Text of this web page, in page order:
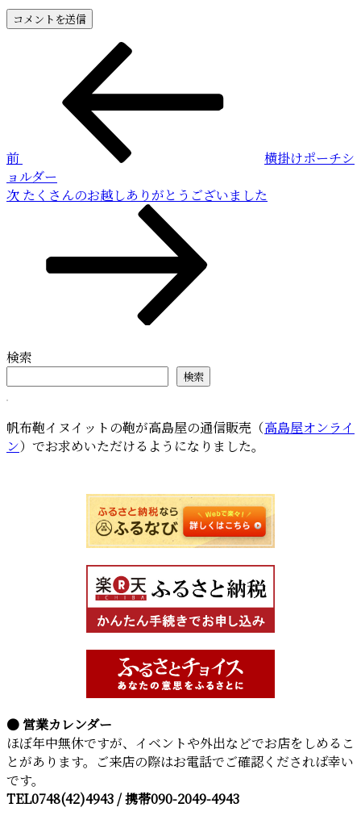
ゲ
ー
前
横掛けポーチシ
ョルダー
次
次 たくさんのお越しありがとうございました
検索
検索
帆布鞄イヌイットの鞄が高島屋の通信販売（高島屋オンライ
ン）でお求めいただけるようになりました。
● 営業カレンダー
ほぼ年中無休ですが、イベントや外出などでお店をしめるこ
とがあります。ご来店の際はお電話でご確認くだされば幸い
です。
TEL0748(42)4943 / 携帯090-2049-4943